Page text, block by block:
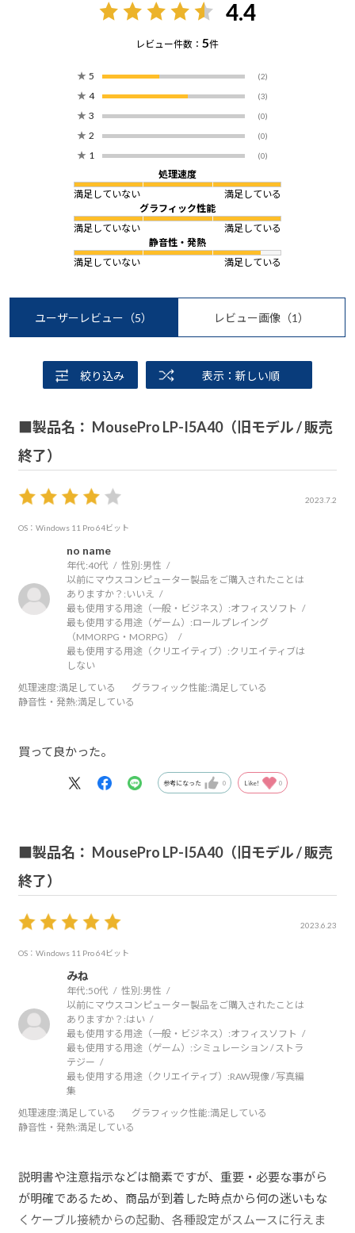
4.4
レビュー件数：5件
★ 5 (2)
★ 4 (3)
★ 3 (0)
★ 2 (0)
★ 1 (0)
処理速度
満足していない
満足している
グラフィック性能
満足していない
満足している
静音性・発熱
満足していない
満足している
ユーザーレビュー （5） レビュー画像 （1）
絞り込み 表示：新しい順
■製品名： MousePro LP-I5A40（旧モデル / 販売
終了）
2023.7.2
OS：Windows 11 Pro 64ビット
no name
年代:40代 性別:男性
以前にマウスコンピューター製品をご購入されたことは
ありますか？: いいえ
最も使用する用途（一般・ビジネス）:オフィスソフト
最も使用する用途（ゲーム）:ロールプレイング
（MMORPG・MORPG）
最も使用する用途（クリエイティブ）:クリエイティブは
しない
処理速度:満足している グラフィック性能:満足している
静音性・発熱:満足している
買って良かった。
参考になった 0 Like! 0
■製品名： MousePro LP-I5A40（旧モデル / 販売
終了）
2023.6.23
OS：Windows 11 Pro 64ビット
みね
年代:50代 性別:男性
以前にマウスコンピューター製品をご購入されたことは
ありますか？:はい
最も使用する用途（一般・ビジネス）:オフィスソフト
最も使用する用途（ゲーム）:シミュレーション / ストラ
テジー
最も使用する用途（クリエイティブ）:RAW現像 / 写真編
集
処理速度:満足している グラフィック性能:満足している
静音性・発熱:満足している
説明書や注意指示などは簡素ですが、重要・必要な事がら
が明確であるため、商品が到着した時点から何の迷いもな
くケーブル接続からの起動、各種設定がスムースに行えま